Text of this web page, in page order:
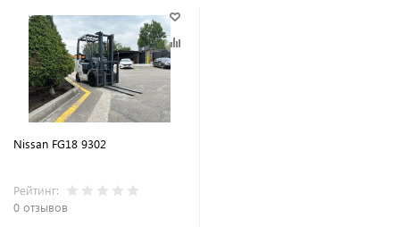
Nissan FG18 9302
Рейтинг:
0 отзывов